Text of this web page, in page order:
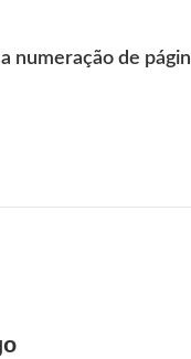
numeração de